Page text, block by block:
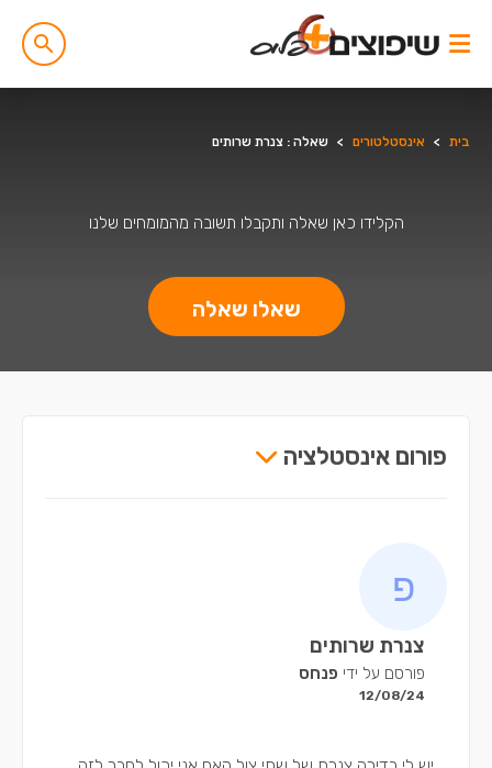
בית > אינסטלטורים > שאלה : צנרת שרותים
הקלידו כאן שאלה ותקבלו תשובה מהמומחים שלנו
שאלו שאלה
פורום אינסטלציה
צנרת שרותים
פורסם על ידי פנחס
12/08/24